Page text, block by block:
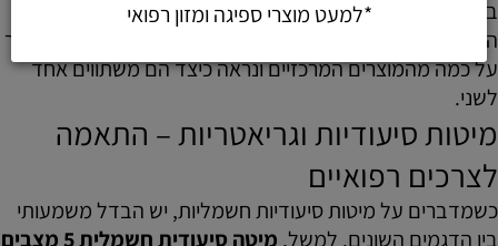
בצרכים האישיים של המשתמש, באיכות המוצר, בנוחות
השימוש ובאפשרויות ההתאמה האישית שהוא מציע. בואו נעבור
על כמה מהמוצרים המרכזיים ונראה כיצד הם משתווים אחד
לשני.
מיטות סיעודיות וגריאטריות – התאמה
לצרכים רפואיים
כשמדברים על מיטות סיעודיות חשמליות, יש הבדל משמעותי
בין הדגמים השונים. למשל,
מיטה סיעודית חשמלית 5 מצבים
*למעט מוצרי ספיגה ומזון רפואי